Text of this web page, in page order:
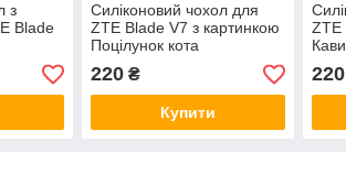
з
Blade
Силіконовий чохол для
ZTE Blade V7 з картинкою
Поцілунок кота
220₴
Купити
ZTE
Кави
220